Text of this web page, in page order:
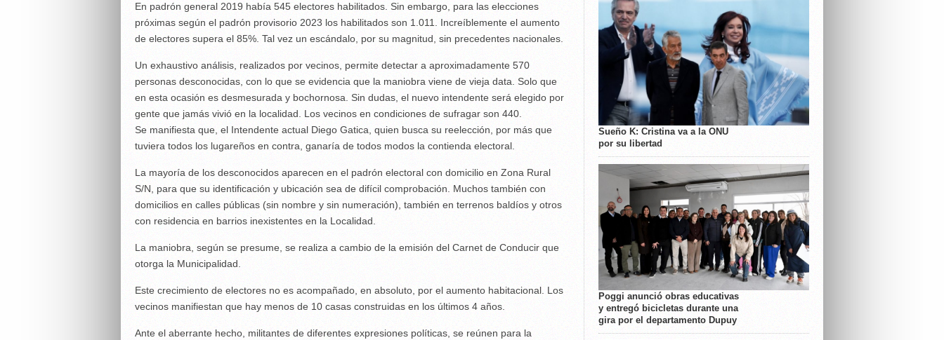
En padrón general 2019 había 545 electores habilitados. Sin embargo, para las elecciones
próximas según el padrón provisorio 2023 los habilitados son 1.011. Increíblemente el aumento
de electores supera el 85%. Tal vez un escándalo, por su magnitud, sin precedentes nacionales.
Un exhaustivo análisis, realizados por vecinos, permite detectar a aproximadamente 570
personas desconocidas, con lo que se evidencia que la maniobra viene de vieja data. Solo que
en esta ocasión es desmesurada y bochornosa. Sin dudas, el nuevo intendente será elegido por
gente que jamás vivió en la localidad. Los vecinos en condiciones de sufragar son 440.
Se manifiesta que, el Intendente actual Diego Gatica, quien busca su reelección, por más que
tuviera todos los lugareños en contra, ganaría de todos modos la contienda electoral.
La mayoría de los desconocidos aparecen en el padrón electoral con domicilio en Zona Rural
S/N, para que su identificación y ubicación sea de difícil comprobación. Muchos también con
domicilios en calles públicas (sin nombre y sin numeración), también en terrenos baldíos y otros
con residencia en barrios inexistentes en la Localidad.
La maniobra, según se presume, se realiza a cambio de la emisión del Carnet de Conducir que
otorga la Municipalidad.
Este crecimiento de electores no es acompañado, en absoluto, por el aumento habitacional. Los
vecinos manifiestan que hay menos de 10 casas construidas en los últimos 4 años.
Ante el aberrante hecho, militantes de diferentes expresiones políticas, se reúnen para la
Sueño K: Cristina va a la ONU
por su libertad
Poggi anunció obras educativas
y entregó bicicletas durante una
gira por el departamento Dupuy